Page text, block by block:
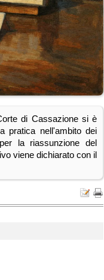
di Cassazione si è
pratica nell'ambito dei
la riassunzione del
viene dichiarato con il